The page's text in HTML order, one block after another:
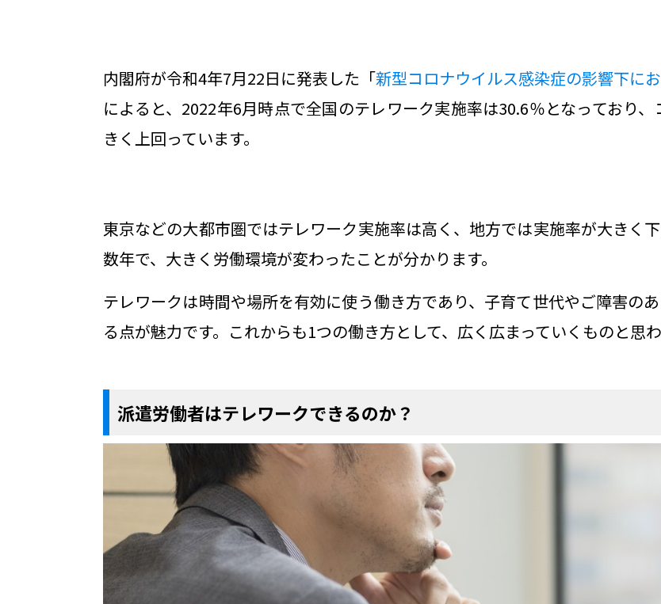
内閣府が令和4年7月22日に発表した「新型コロナウイルス感染症の影響下に
によると、2022年6月時点で全国のテレワーク実施率は30.6％となっており
きく上回っています。
東京などの大都市圏ではテレワーク実施率は高く、地方では実施率が大きく
数年で、大きく労働環境が変わったことが分かります。
テレワークは時間や場所を有効に使う働き方であり、子育て世代やご障害の
る点が魅力です。これからも1つの働き方として、広く広まっていくものと思わ
派遣労働者はテレワークできるのか？